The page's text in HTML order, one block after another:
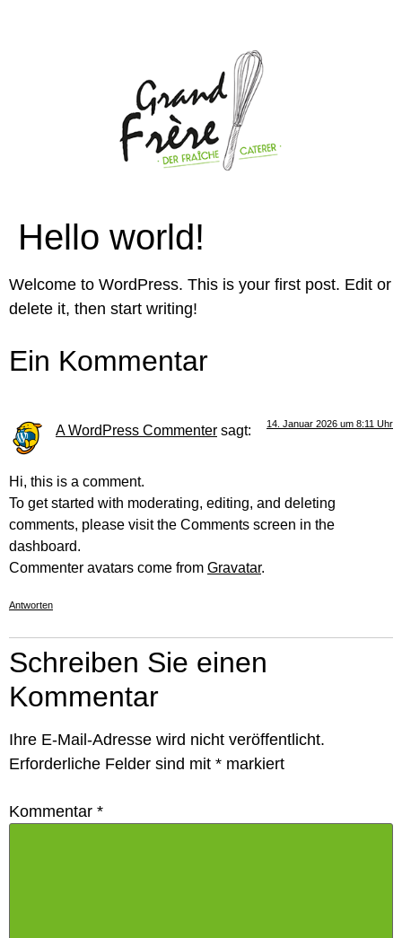
Hello world!
Welcome to WordPress. This is your first post. Edit or
delete it, then start writing!
Ein Kommentar
A WordPress Commenter sagt: 14. Januar 2026 um 8:11 Uhr
Hi, this is a comment.
To get started with moderating, editing, and deleting
comments, please visit the Comments screen in the
dashboard.
Commenter avatars come from Gravatar.
Antworten
Schreiben Sie einen
Kommentar
Ihre E-Mail-Adresse wird nicht veröffentlicht.
Erforderliche Felder sind mit * markiert
Kommentar *